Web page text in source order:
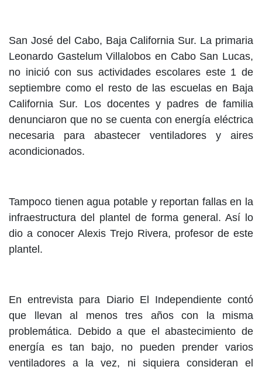
San José del Cabo, Baja California Sur. La primaria
Leonardo Gastelum Villalobos en Cabo San Lucas,
no inició con sus actividades escolares este 1 de
septiembre como el resto de las escuelas en Baja
California Sur. Los docentes y padres de familia
denunciaron que no se cuenta con energía eléctrica
necesaria para abastecer ventiladores y aires
acondicionados.
Tampoco tienen agua potable y reportan fallas en la
infraestructura del plantel de forma general. Así lo
dio a conocer Alexis Trejo Rivera, profesor de este
plantel.
En entrevista para Diario El Independiente contó
que llevan al menos tres años con la misma
problemática. Debido a que el abastecimiento de
energía es tan bajo, no pueden prender varios
ventiladores a la vez, ni siquiera consideran el